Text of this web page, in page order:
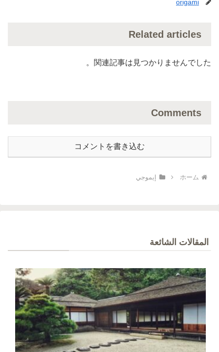
origami
Related articles
関連記事は見つかりませんでした。
Comments
コメントを書き込む
ホーム إيموجي
المقالات الشائعة